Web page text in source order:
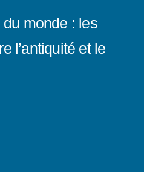
monde : les
l’antiquité et le